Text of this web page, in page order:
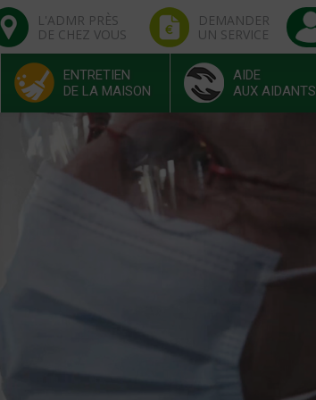
L'ADMR PRÈS
DE CHEZ VOUS
DEMANDER
UN SERVICE
ENTRETIEN
DE LA MAISON
AIDE
AUX AIDANTS